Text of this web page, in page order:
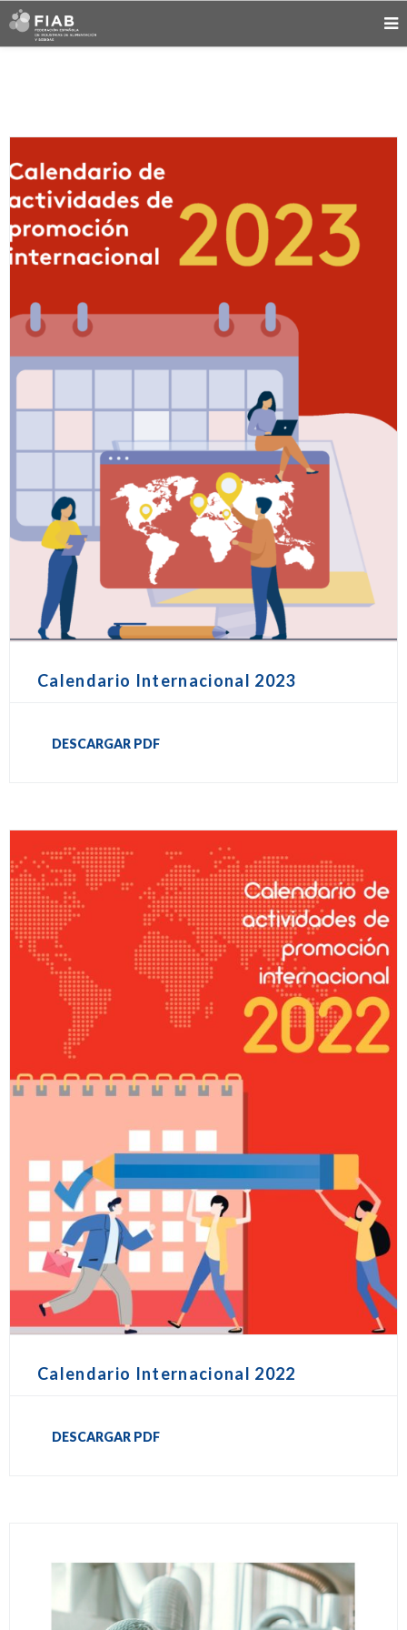
Calendario Internacional 2023
DESCARGAR PDF
Calendario Internacional 2022
DESCARGAR PDF